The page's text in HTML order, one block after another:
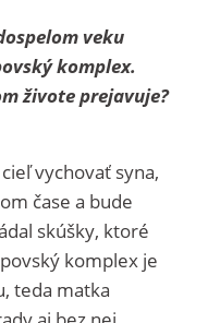
veku
komplex.
živote prejavuje?
vychovať syna,
čase a bude
skúšky, ktoré
komplex je
teda matka